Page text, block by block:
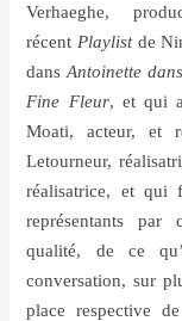
Verhaeghe,
récent Playlist de
dans Antoinette
Fine Fleur, et qui a
Moati, acteur, et r
Letourneur, ré
réalisatrice, et qui
représentants par
qualité, de ce qu
conversation, sur
place respective